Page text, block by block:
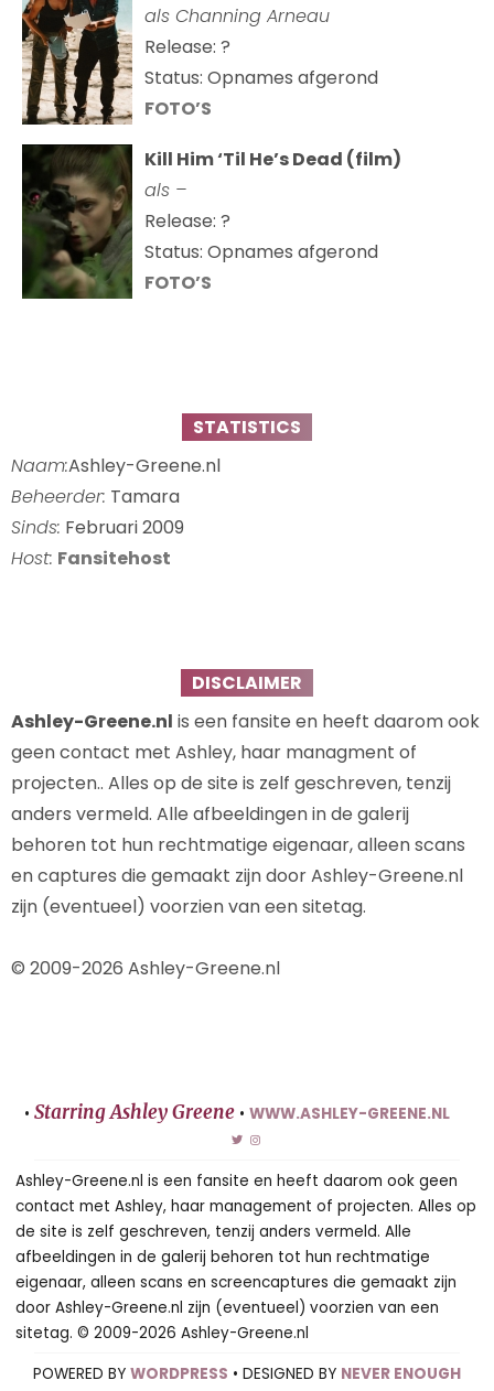
als Channing Arneau
Release: ?
Status: Opnames afgerond
FOTO’S
Kill Him ‘Til He’s Dead (film)
als –
Release: ?
Status: Opnames afgerond
FOTO’S
STATISTICS
Naam:Ashley-Greene.nl
Beheerder: Tamara
Sinds: Februari 2009
Host: Fansitehost
DISCLAIMER
Ashley-Greene.nl is een fansite en heeft daarom ook
geen contact met Ashley, haar managment of
projecten.. Alles op de site is zelf geschreven, tenzij
anders vermeld. Alle afbeeldingen in de galerij
behoren tot hun rechtmatige eigenaar, alleen scans
en captures die gemaakt zijn door Ashley-Greene.nl
zijn (eventueel) voorzien van een sitetag.
© 2009-2026 Ashley-Greene.nl
• Starring Ashley Greene • WWW.ASHLEY-GREENE.NL
Ashley-Greene.nl is een fansite en heeft daarom ook geen
contact met Ashley, haar management of projecten. Alles op
de site is zelf geschreven, tenzij anders vermeld. Alle
afbeeldingen in de galerij behoren tot hun rechtmatige
eigenaar, alleen scans en screencaptures die gemaakt zijn
door Ashley-Greene.nl zijn (eventueel) voorzien van een
sitetag. © 2009-2026 Ashley-Greene.nl
POWERED BY WORDPRESS • DESIGNED BY NEVER ENOUGH